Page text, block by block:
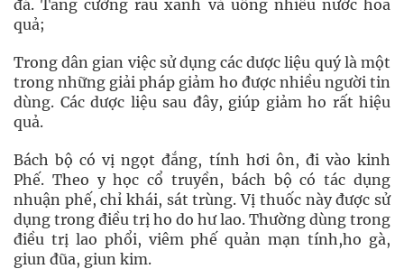
đá. Tăng cường rau xanh và uống nhiều nước hoa
quả;
Trong dân gian việc sử dụng các dược liệu quý là một
trong những giải pháp giảm ho được nhiều người tin
dùng. Các dược liệu sau đây, giúp giảm ho rất hiệu
quả.
Bách bộ có vị ngọt đắng, tính hơi ôn, đi vào kinh
Phế. Theo y học cổ truyền, bách bộ có tác dụng
nhuận phế, chỉ khái, sát trùng. Vị thuốc này được sử
dụng trong điều trị ho do hư lao. Thường dùng trong
điều trị lao phổi, viêm phế quản mạn tính,ho gà,
giun đũa, giun kim.